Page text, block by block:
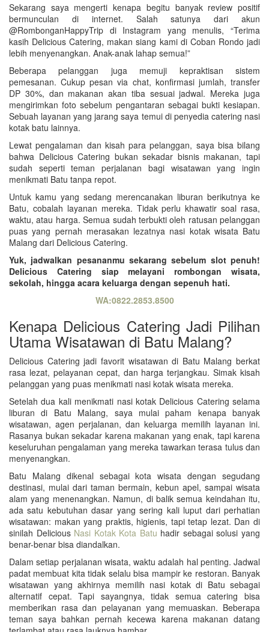
Sekarang saya mengerti kenapa begitu banyak review positif
bermunculan di internet. Salah satunya dari akun
@RombonganHappyTrip di Instagram yang menulis, “Terima
kasih Delicious Catering, makan siang kami di Coban Rondo jadi
lebih menyenangkan. Anak-anak lahap semua!”
Beberapa pelanggan juga memuji kepraktisan sistem
pemesanan. Cukup pesan via chat, konfirmasi jumlah, transfer
DP 30%, dan makanan akan tiba sesuai jadwal. Mereka juga
mengirimkan foto sebelum pengantaran sebagai bukti kesiapan.
Sebuah layanan yang jarang saya temui di penyedia catering nasi
kotak batu lainnya.
Lewat pengalaman dan kisah para pelanggan, saya bisa bilang
bahwa Delicious Catering bukan sekadar bisnis makanan, tapi
sudah seperti teman perjalanan bagi wisatawan yang ingin
menikmati Batu tanpa repot.
Untuk kamu yang sedang merencanakan liburan berikutnya ke
Batu, cobalah layanan mereka. Tidak perlu khawatir soal rasa,
waktu, atau harga. Semua sudah terbukti oleh ratusan pelanggan
puas yang pernah merasakan lezatnya nasi kotak wisata Batu
Malang dari Delicious Catering.
Yuk, jadwalkan pesananmu sekarang sebelum slot penuh!
Delicious Catering siap melayani rombongan wisata,
sekolah, hingga acara keluarga dengan sepenuh hati.
WA:0822.2853.8500
Kenapa Delicious Catering Jadi Pilihan
Utama Wisatawan di Batu Malang?
Delicious Catering jadi favorit wisatawan di Batu Malang berkat
rasa lezat, pelayanan cepat, dan harga terjangkau. Simak kisah
pelanggan yang puas menikmati nasi kotak wisata mereka.
Setelah dua kali menikmati nasi kotak Delicious Catering selama
liburan di Batu Malang, saya mulai paham kenapa banyak
wisatawan, agen perjalanan, dan keluarga memilih layanan ini.
Rasanya bukan sekadar karena makanan yang enak, tapi karena
keseluruhan pengalaman yang mereka tawarkan terasa tulus dan
menyenangkan.
Batu Malang dikenal sebagai kota wisata dengan segudang
destinasi, mulai dari taman bermain, kebun apel, sampai wisata
alam yang menenangkan. Namun, di balik semua keindahan itu,
ada satu kebutuhan dasar yang sering kali luput dari perhatian
wisatawan: makan yang praktis, higienis, tapi tetap lezat. Dan di
sinilah Delicious Nasi Kotak Kota Batu hadir sebagai solusi yang
benar-benar bisa diandalkan.
Dalam setiap perjalanan wisata, waktu adalah hal penting. Jadwal
padat membuat kita tidak selalu bisa mampir ke restoran. Banyak
wisatawan yang akhirnya memilih nasi kotak di Batu sebagai
alternatif cepat. Tapi sayangnya, tidak semua catering bisa
memberikan rasa dan pelayanan yang memuaskan. Beberapa
teman saya bahkan pernah kecewa karena makanan datang